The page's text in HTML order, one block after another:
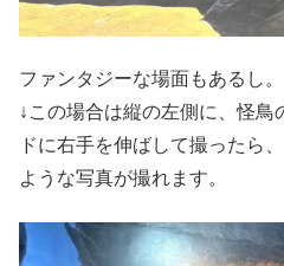
ファンタジーな場面もあるし。
↓この場合は縦の左側に、怪鳥
ドに右手を伸ばして撮ったら
ような写真が撮れます。